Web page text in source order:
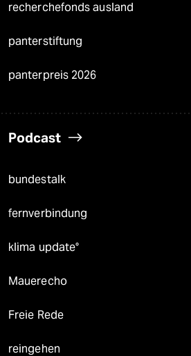
recherchefonds ausland
panterstiftung
panterpreis 2026
Podcast
bundestalk
fernverbindung
klima update°
Mauerecho
Freie Rede
reingehen